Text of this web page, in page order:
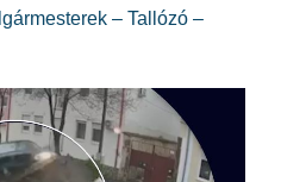
– Tallózó –